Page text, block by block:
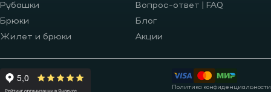
Рубашки
Брюки
Жилет и брюки
Вопрос-ответ | FAQ
Блог
Акции
Политика конфиденциальности